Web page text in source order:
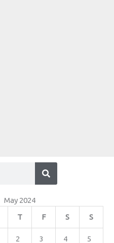
Search
May 2024
T F S S
2 3 4 5